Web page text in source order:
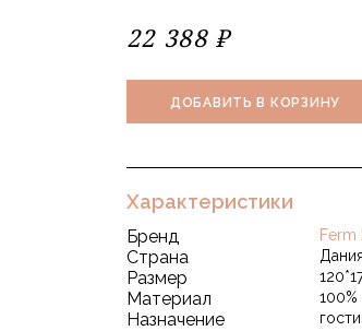
22 388 ₽
ДОБАВИТЬ В КОРЗИНУ
Характеристики
Бренд Ferm
Страна Дания
Размер
Материал 100%
Назначение